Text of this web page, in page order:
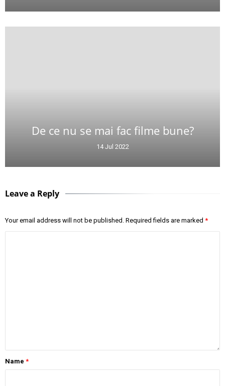
De ce nu se mai fac filme bune?
14 Jul 2022
Leave a Reply
Your email address will not be published. Required fields are marked *
Name *